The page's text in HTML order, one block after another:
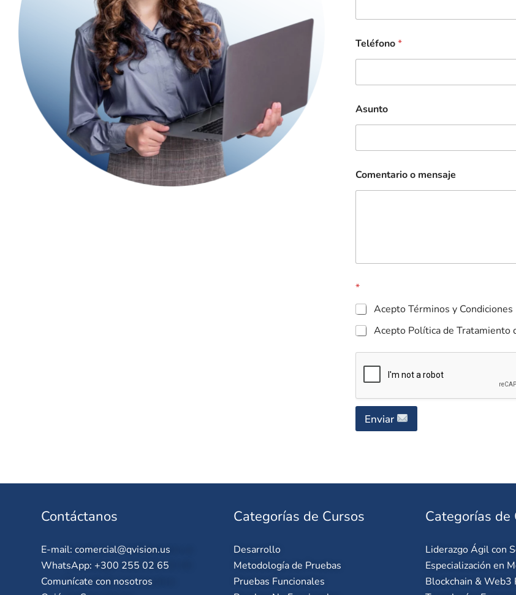
Teléfono*
Asunto
Comentario o mensaje
*
Acepto Términos y Condiciones
Acepto Política de Tratamiento
Enviar
Contáctanos
E-mail: comercial@qvision.us
WhatsApp: +300 255 02 65
Comunícate con nosotros
Categorías de Cursos
Desarrollo
Metodología de Pruebas
Pruebas Funcionales
Categorías de
Liderazgo Ágil con
Especialización en
Blockchain & Web3